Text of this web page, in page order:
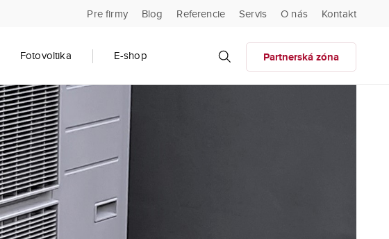
Pre firmy Blog Referencie Servis O nás Kontakt
Fotovoltika E-shop Partnerská zóna